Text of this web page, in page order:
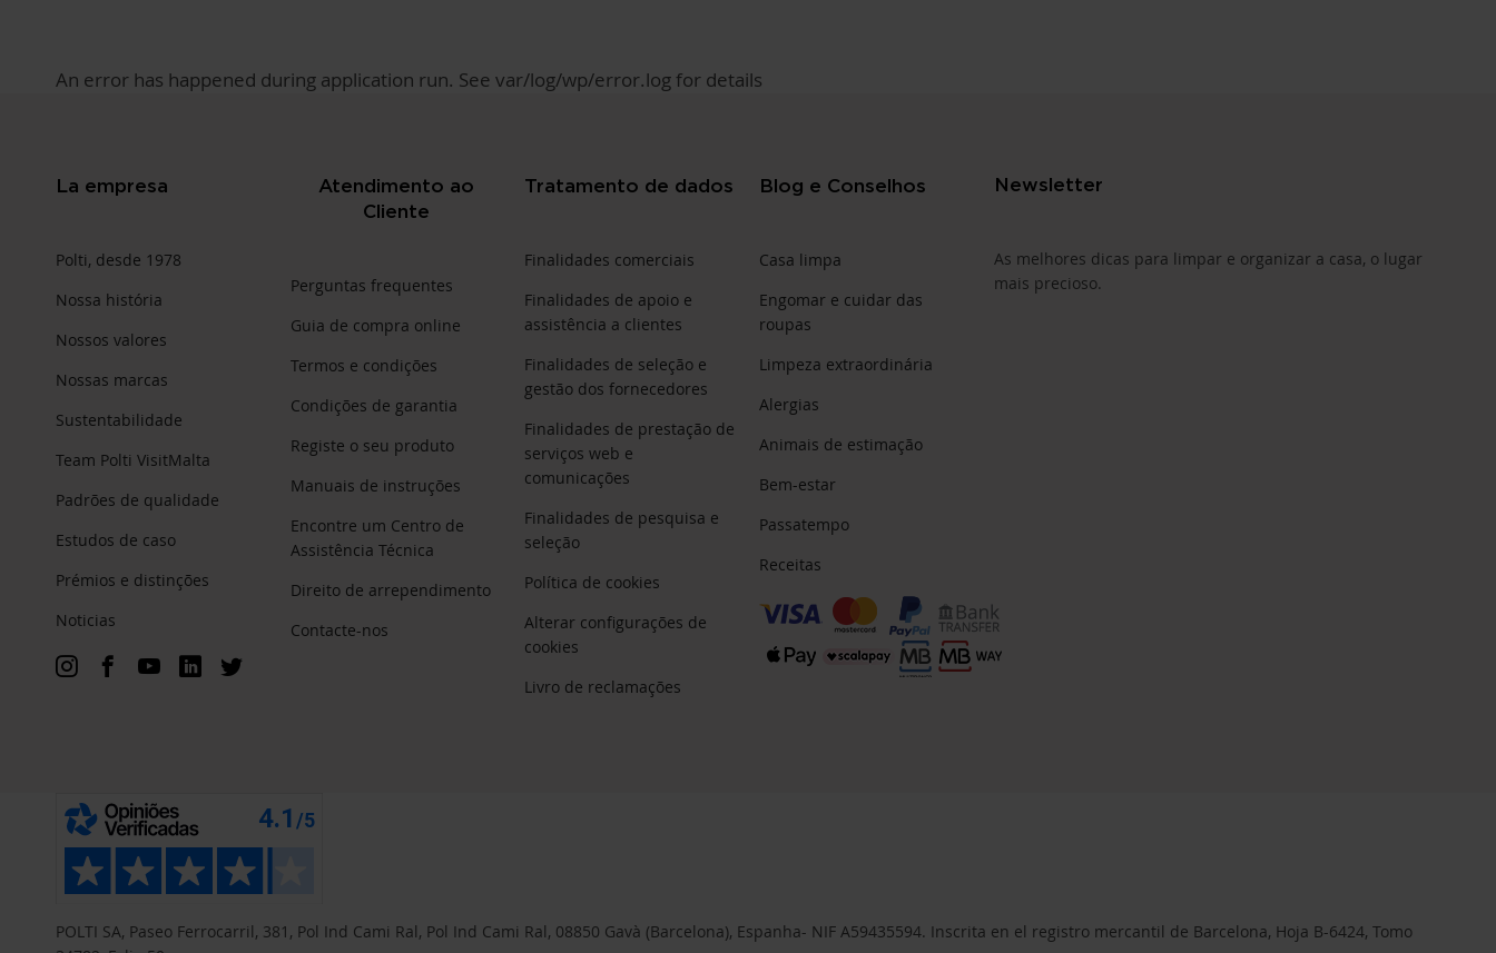
An error has happened during application run. See var/log/wp/error.log for details
La empresa
Polti, desde 1978
Nossa história
Nossos valores
Nossas marcas
Sustentabilidade
Team Polti VisitMalta
Padrões de qualidade
Estudos de caso
Prémios e distinções
Noticias
Atendimento ao
Cliente
Perguntas frequentes
Guia de compra online
Termos e condições
Condições de garantia
Registe o seu produto
Manuais de instruções
Encontre um Centro de
Assistência Técnica
Direito de arrependimento
Contacte-nos
Tratamento de dados
Finalidades comerciais
Finalidades de apoio e
assistência a clientes
Finalidades de seleção e
gestão dos fornecedores
Finalidades de prestação de
serviços web e
comunicações
Finalidades de pesquisa e
seleção
Política de cookies
Alterar configurações de
cookies
Livro de reclamações
Blog e Conselhos
Casa limpa
Engomar e cuidar das
roupas
Limpeza extraordinária
Alergias
Animais de estimação
Bem-estar
Passatempo
Receitas
Newsletter
As melhores dicas para limpar e organizar a casa, o lugar
mais precioso.
POLTI SA, Paseo Ferrocarril, 381, Pol Ind Cami Ral, Pol Ind Cami Ral, 08850 Gavà (Barcelona), Espanha- NIF A59435594. Inscrita en el registro mercantil de Barcelona, Hoja B-6424, Tomo